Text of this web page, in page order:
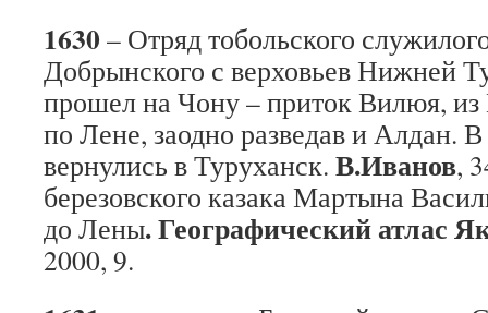
1630 – Отряд тобольского
Добрынского с верховьев Нижней
прошел на Чону – приток Вилюя,
по Лене, заодно разведав и Алдан.
вернулись в Туруханск. В.Иванов,
березовского казака Мартына
до Лены. Географический атлас
2000, 9.